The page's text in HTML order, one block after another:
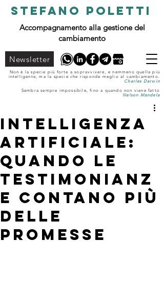
STEFANO POLETTI
Accompagnamento alla gestione del
cambiamento
Newsletter
Non è la specie più forte a sopravvivere, e nemmeno quella più
intelligente, ma la specie che risponde meglio al cambiamento.
Charles Darwin
Sembra sempre impossibile, fino a quando non viene fatto
Nelson Mandela
Intelligenza
Artificiale:
quando le
testimonianz
e contano più
delle
promesse